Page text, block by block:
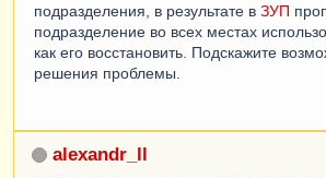
подразделения, в результате в ЗУП
подразделение во всех местах
как его восстановить. Подскажите
решения проблемы.
alexandr_ll